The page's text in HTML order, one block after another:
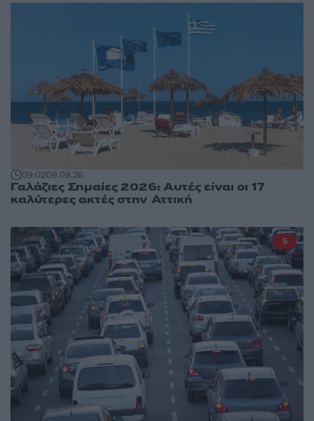
09:0209.08.26
Γαλάζιες Σημαίες 2026: Αυτές είναι οι 17
καλύτερες ακτές στην Αττική
5